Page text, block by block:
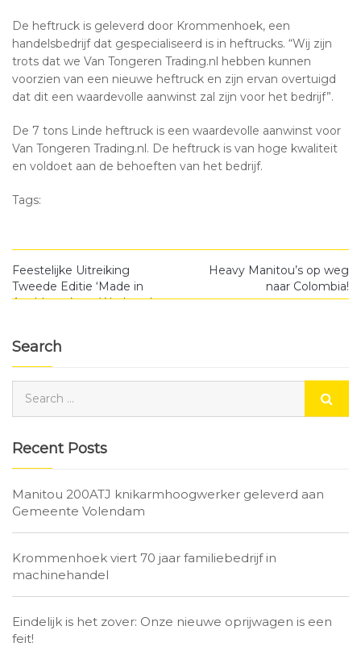
De heftruck is geleverd door Krommenhoek, een
handelsbedrijf dat gespecialiseerd is in heftrucks. “Wij zijn
trots dat we Van Tongeren Trading.nl hebben kunnen
voorzien van een nieuwe heftruck en zijn ervan overtuigd
dat dit een waardevolle aanwinst zal zijn voor het bedrijf”.
De 7 tons Linde heftruck is een waardevolle aanwinst voor
Van Tongeren Trading.nl. De heftruck is van hoge kwaliteit
en voldoet aan de behoeften van het bedrijf.
Tags:
Feestelijke Uitreiking
Tweede Editie ‘Made in
Apeldoorn’ aan Wethouder
Heavy Manitou’s op weg
naar Colombia!
Search
Recent Posts
Manitou 200ATJ knikarmhoogwerker geleverd aan
Gemeente Volendam
Krommenhoek viert 70 jaar familiebedrijf in
machinehandel
Eindelijk is het zover: Onze nieuwe oprijwagen is een
feit!